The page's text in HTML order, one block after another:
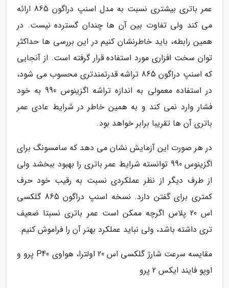
عمر باتری بیشتری نسبت به مدل اسنپ دراگون 865 ارائه
می کند ولی تفاوت بین آن ها چندان گسترده نیست. در
همین رابطه، باید خاطرنشان کنیم در این بررسی ها حداکثر
توان سخت افزاری مورد استفاده قرار گرفته است. از آنجایی
که اسنپ دراگون 865 تراشه قدرتمندتری محسوب می شود،
در استفاده معمولی به اندازه تراشه اگزینوس 990 به خود
فشار وارد نمی کند و به همین خاطر در شرایط عادی عمر
باتری آن ها تقریبا برابر خواهد بود.
در هر صورت این آزمایش نشان می دهد که سامسونگ برای
اگزینوس 990 توانسته شرایط عمر باتری را بهبود ببخشد ولی
از طرف دیگر از نظر عملکردی نسبت به رقیب خود حرف
کمتری برای گفتن دارد. نسخه اسنپ دراگون 865 گلکسی
اس 20 پلاس اگرچه ممکن است عمر باتری نسبتا ضعیف
تری داشته باشد، ولی نباید عملکرد بهتر آن را فراموش کنیم.
مقایسه سرعت شارژ گلکسی اس 20 اولترا، هواوی P40 پرو و
اوپو فایند ایکس 2 پرو